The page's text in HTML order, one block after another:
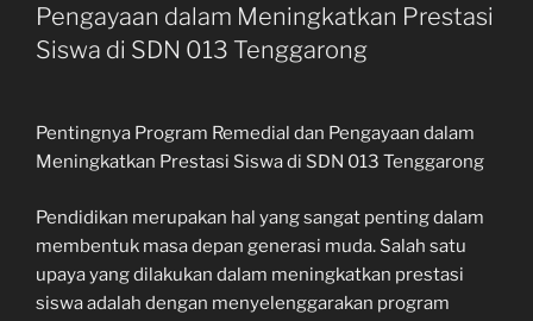
Pengayaan dalam Meningkatkan Prestasi
Siswa di SDN 013 Tenggarong
Pentingnya Program Remedial dan Pengayaan dalam
Meningkatkan Prestasi Siswa di SDN 013 Tenggarong
Pendidikan merupakan hal yang sangat penting dalam
membentuk masa depan generasi muda. Salah satu
upaya yang dilakukan dalam meningkatkan prestasi
siswa adalah dengan menyelenggarakan program